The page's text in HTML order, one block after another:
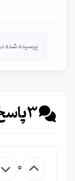
پرسیده شده در 1395/10/28
3
0